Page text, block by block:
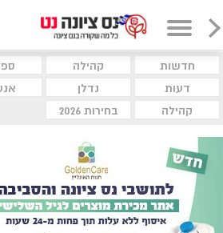
חדשות קהילה
דעות
נדלן
קהילה
בחירות 2026